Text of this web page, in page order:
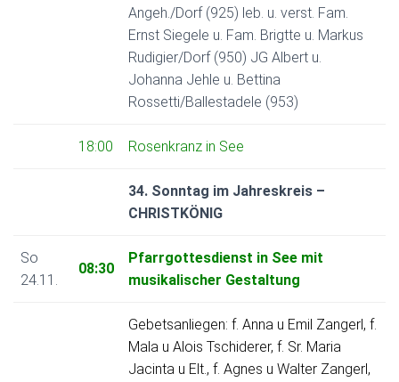
Angeh./Dorf (925) leb. u. verst. Fam.
Ernst Siegele u. Fam. Brigtte u. Markus
Rudigier/Dorf (950) JG Albert u.
Johanna Jehle u. Bettina
Rossetti/Ballestadele (953)
18:00 Rosenkranz in See
34. Sonntag im Jahreskreis –
CHRISTKÖNIG
So
24.11.
08:30
Pfarrgottesdienst in See mit
musikalischer Gestaltung
Gebetsanliegen: f. Anna u Emil Zangerl, f.
Mala u Alois Tschiderer, f. Sr. Maria
Jacinta u Elt., f. Agnes u Walter Zangerl,